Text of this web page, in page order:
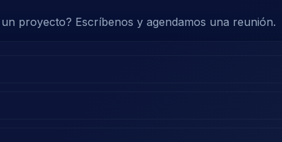
proyecto? Escríbenos y agendamos una reunión.